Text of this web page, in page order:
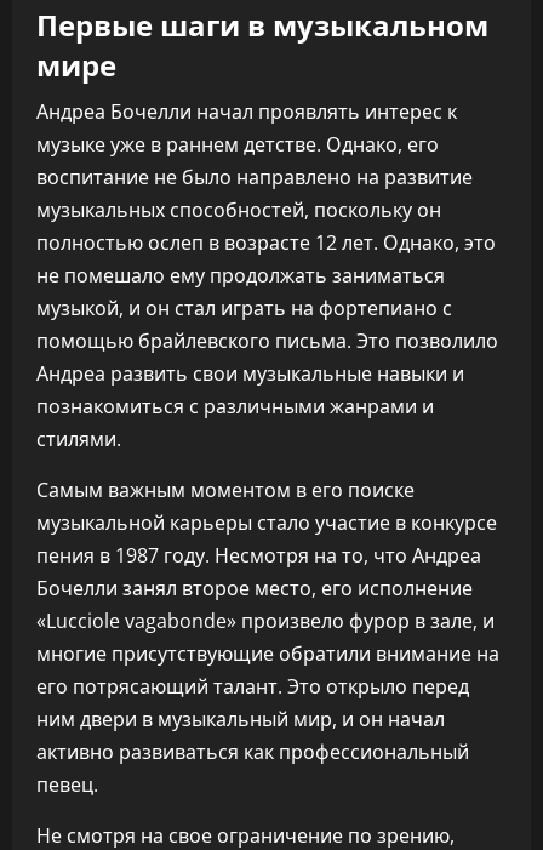
Первые шаги в музыкальном
мире
Андреа Бочелли начал проявлять интерес к
музыке уже в раннем детстве. Однако, его
воспитание не было направлено на развитие
музыкальных способностей, поскольку он
полностью ослеп в возрасте 12 лет. Однако, это
не помешало ему продолжать заниматься
музыкой, и он стал играть на фортепиано с
помощью брайлевского письма. Это позволило
Андреа развить свои музыкальные навыки и
познакомиться с различными жанрами и
стилями.
Самым важным моментом в его поиске
музыкальной карьеры стало участие в конкурсе
пения в 1987 году. Несмотря на то, что Андреа
Бочелли занял второе место, его исполнение
«Lucciole vagabonde» произвело фурор в зале, и
многие присутствующие обратили внимание на
его потрясающий талант. Это открыло перед
ним двери в музыкальный мир, и он начал
активно развиваться как профессиональный
певец.
Не смотря на свое ограничение по зрению,